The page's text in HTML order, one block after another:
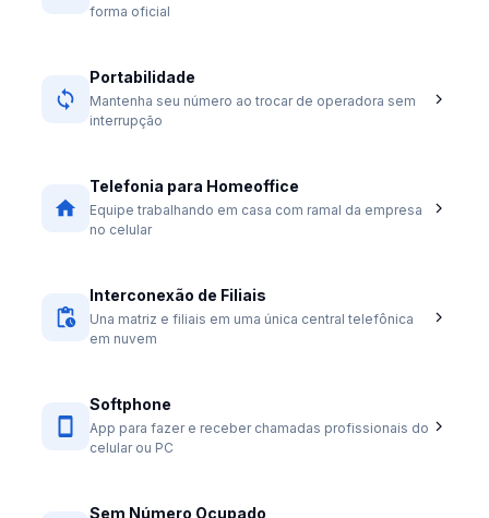
forma oficial
Portabilidade
Mantenha seu número ao trocar de operadora sem
interrupção
Telefonia para Homeoffice
Equipe trabalhando em casa com ramal da empresa
no celular
Interconexão de Filiais
Una matriz e filiais em uma única central telefônica
em nuvem
Softphone
App para fazer e receber chamadas profissionais do
celular ou PC
Sem Número Ocupado